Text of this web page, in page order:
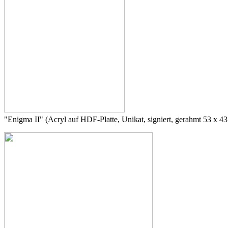
"Enigma II" (Acryl auf HDF-Platte, Unikat, signiert, gerahmt 53 x